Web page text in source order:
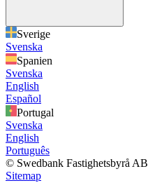
Sverige
Svenska
Spanien
Svenska
English
Español
Portugal
Svenska
English
Português
© Swedbank Fastighetsbyrå AB
Sitemap